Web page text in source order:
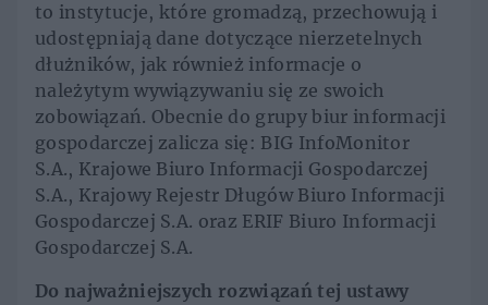
to instytucje, które gromadzą, przechowują i
udostępniają dane dotyczące nierzetelnych
dłużników, jak również informacje o
należytym wywiązywaniu się ze swoich
zobowiązań. Obecnie do grupy biur informacji
gospodarczej zalicza się: BIG InfoMonitor
S.A., Krajowe Biuro Informacji Gospodarczej
S.A., Krajowy Rejestr Długów Biuro Informacji
Gospodarczej S.A. oraz ERIF Biuro Informacji
Gospodarczej S.A.
Do najważniejszych rozwiązań tej ustawy